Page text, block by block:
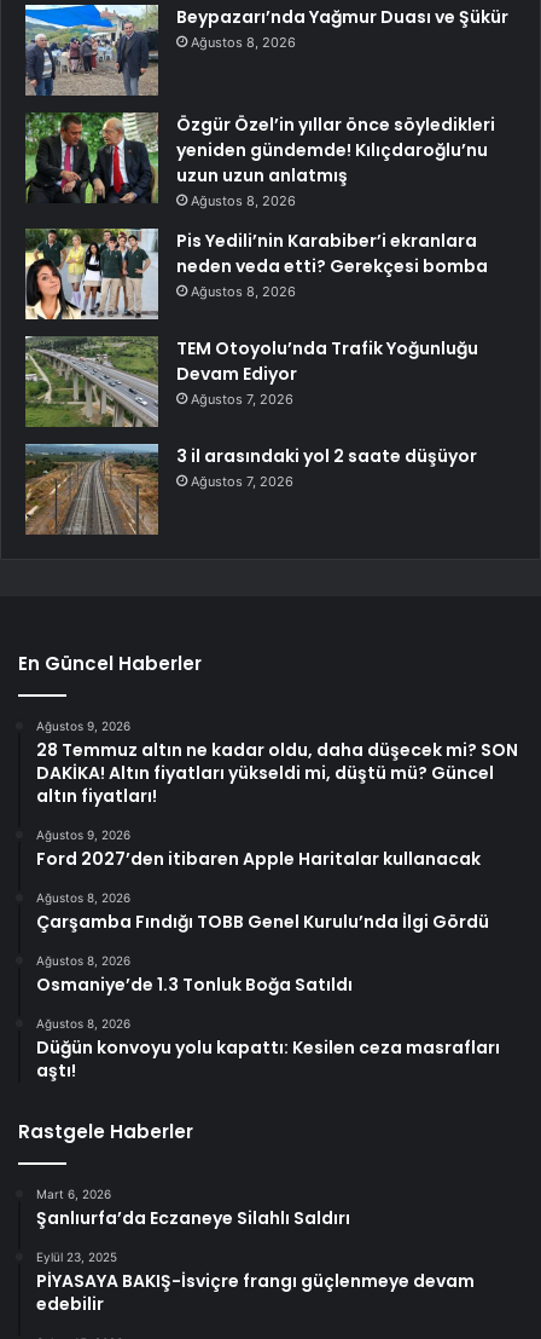
Beypazarı’nda Yağmur Duası ve Şükür
Ağustos 8, 2026
Özgür Özel’in yıllar önce söyledikleri
yeniden gündemde! Kılıçdaroğlu’nu
uzun uzun anlatmış
Ağustos 8, 2026
Pis Yedili’nin Karabiber’i ekranlara
neden veda etti? Gerekçesi bomba
Ağustos 8, 2026
TEM Otoyolu’nda Trafik Yoğunluğu
Devam Ediyor
Ağustos 7, 2026
3 il arasındaki yol 2 saate düşüyor
Ağustos 7, 2026
En Güncel Haberler
Ağustos 9, 2026
28 Temmuz altın ne kadar oldu, daha düşecek mi? SON
DAKİKA! Altın fiyatları yükseldi mi, düştü mü? Güncel
altın fiyatları!
Ağustos 9, 2026
Ford 2027’den itibaren Apple Haritalar kullanacak
Ağustos 8, 2026
Çarşamba Fındığı TOBB Genel Kurulu’nda İlgi Gördü
Ağustos 8, 2026
Osmaniye’de 1.3 Tonluk Boğa Satıldı
Ağustos 8, 2026
Düğün konvoyu yolu kapattı: Kesilen ceza masrafları
aştı!
Rastgele Haberler
Mart 6, 2026
Şanlıurfa’da Eczaneye Silahlı Saldırı
Eylül 23, 2025
PİYASAYA BAKIŞ-İsviçre frangı güçlenmeye devam
edebilir